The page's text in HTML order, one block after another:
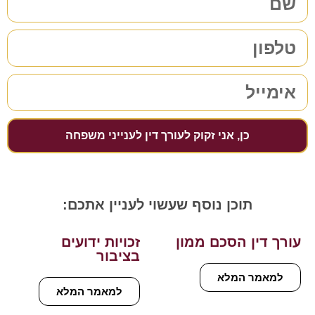
כן, אני זקוק לעורך דין לענייני משפחה
תוכן נוסף שעשוי לעניין אתכם:
עורך דין הסכם ממון
למאמר המלא
זכויות ידועים
בציבור
למאמר המלא